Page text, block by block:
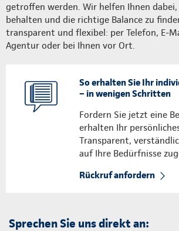
getroffen werden. Wir helfen Ihnen
behalten und die richtige Balance zu
transparent und flexibel: per Telefon, E-
Agentur oder bei Ihnen vor Ort.
So erhalten Sie Ihr
– in wenigen Schritten
Fordern Sie jetzt eine
erhalten Ihr
Transparent,
auf Ihre Bedürfnisse
Rückruf anfordern
Sprechen Sie uns direkt an: